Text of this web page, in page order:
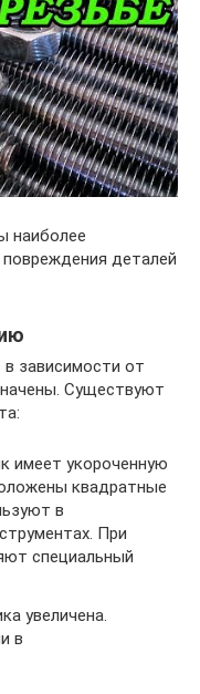
наиболее
деталей
зависимости от
Существуют
имеет укороченную
квадратные
в
При
специальный
увеличена.
в